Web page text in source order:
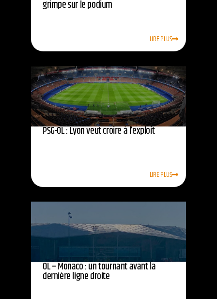
grimpe sur le podium
LIRE PLUS
PSG-OL : Lyon veut croire à l’exploit
LIRE PLUS
OL – Monaco : un tournant avant la
dernière ligne droite